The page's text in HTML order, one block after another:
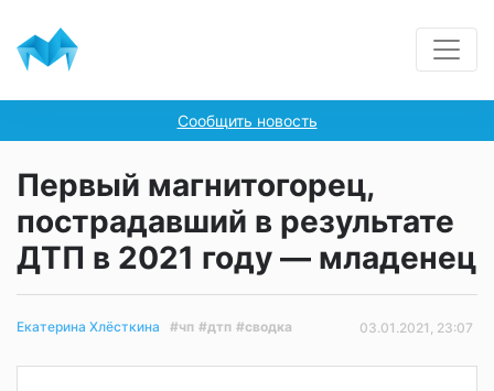
Сообщить новость
Первый магнитогорец,
пострадавший в результате
ДТП в 2021 году — младенец
Екатерина Хлёсткина #чп #дтп #сводка 03.01.2021, 23:07